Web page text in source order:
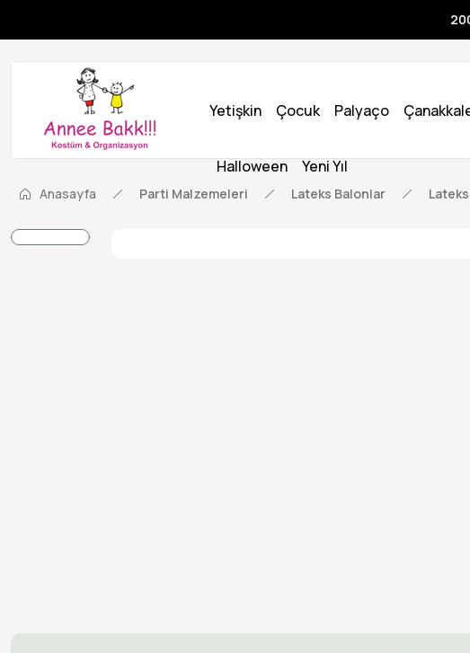
Yetişkin Çocuk Palyaço
Halloween Yeni Yıl
Anasayfa Parti Malzemeleri Lateks Balonlar